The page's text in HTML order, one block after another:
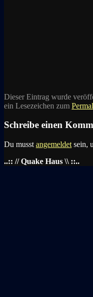
Dieser Eintrag wurde
ein Lesezeichen zum
Schreibe einen
Du musst angemeldet sein,
..:: // Quake Haus \\ ::..